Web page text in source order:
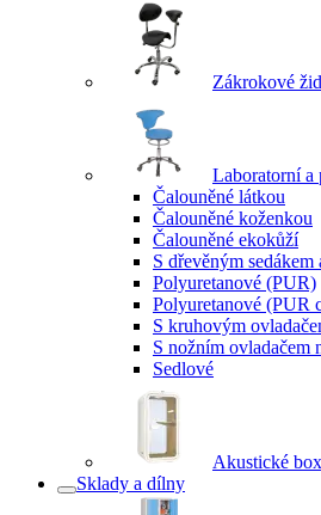
Zákrokové
Laboratorní a
Čalouněné látkou
Čalouněné koženkou
Čalouněné ekokůží
S dřevěným sedákem
Polyuretanové (PUR)
Polyuretanové (PUR
S kruhovým
S nožním ovladačem
Sedlové
Akustické
Sklady a dílny